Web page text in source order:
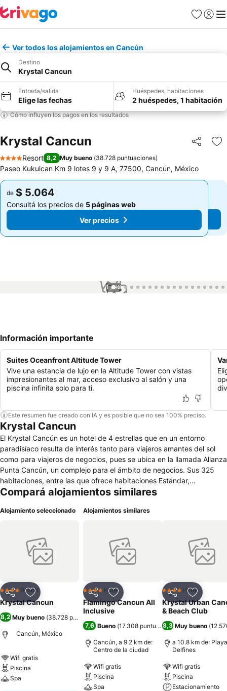
Favoritos
Iniciar
Ver todos los alojamientos en Cancún
Destino
Krystal Cancun
Entrada/salida
Elige las fechas
Huéspedes, habitaciones
2 huéspedes, 1 habitación
Cómo influyen los pagos en los resultados
Krystal Cancun Compartir
4 Estrellas
Resort 8,2 Muy bueno (38.728 puntuaciones)
Paseo Kukulcan Km 9 lotes 9 y 9 A, 77500, Cancún, México
de $ 5.064
Consultá los precios de 5 páginas web
Ver precios
de $ 5.064
Consultá los precios de 5 páginas web
Ver precios
1 / 99
Información importante
Suites Oceanfront Altitude Tower
Vive una estancia de lujo en la Altitude Tower con vistas
impresionantes al mar, acceso exclusivo al salón y una
piscina infinita solo para ti.
Este resumen fue creado con IA y es posible que no sea 100% preciso.
Krystal Cancun
El Krystal Cancún es un hotel de 4 estrellas que en un entorno
paradisíaco resulta de interés tanto para viajeros amantes del sol
como para viajeros de negocios, pues se ubica en la llamada Alianza
Punta Cancún, un complejo para el ámbito de negocios. Sus 325
habitaciones, entre las que ofrece habitaciones Estándar,
Superiores, Ejecutivas, Junior Suites, Suites y Suite Presidencial,
satélite gratuita, el aire acondicionado y la conexión a internet de
Hacienda El Mortero, que se complementa con varios bares, incluso
en la piscina, servicio de habitaciones y VIP lounge. Para quienes
necesiten de un espacio de reunión ofrece las más avanzadas
teléfonos móviles. Para quienes viajen con niños ofrece actividades
infantiles y la posibilidad de acceder a cunas.
Compará alojamientos similares
Alojamiento seleccionado
CompartirAñadir a favoritos
4 EstrellasResort
Krystal Cancun
8,2 Muy bueno (38.728 puntuaciones
Cancún, México
Wifi gratis
Piscina
Spa
Alojamientos similares
CompartirAñadir a favoritos
4 EstrellasHotel
Flamingo Cancun All
Inclusive
7,6 Bueno (17.308 puntuaciones)
Cancún, a 9.2 km de:
Centro de la ciudad
Wifi gratis
Piscina
Spa
CompartirAñadir
4 EstrellasHotel
Krystal Urban
& Beach Club
8,3 Muy bueno (
a 10.8 km de: Playa
Delfines
Wifi gratis
Piscina
Estacionamiento